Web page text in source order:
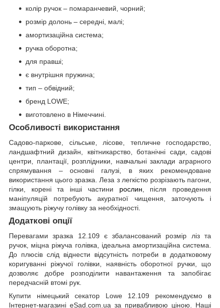
колір ручок – помаранчевий, чорний;
розмір долонь – середні, малі;
амортизаційна система;
ручка оборотна;
для правші;
є внутрішня пружина;
тип – обвідний;
бренд LOWE;
виготовлено в Німеччині.
Особливості використання
Садово-паркове, сільське, лісове, тепличне господарство,
ландшафтний дизайн, квітникарство, ботанічні сади, садові
центри, плантації, розплідники, навчальні заклади аграрного
спрямування – основні галузі, в яких рекомендоване
використання цього зразка. Леза з легкістю розрізають пагони,
гілки, корені та інші частини рослин, після проведення
маніпуляцій потребують акуратної чищення, заточують і
змащують ріжучу голівку за необхідності.
Додаткові опції
Перевагами зразка 12.109 є збалансований розмір ліз та
ручок, міцна ріжуча голівка, ідеальна амортизаційна система.
До плюсів слід віднести відсутність потреби в додатковому
коригуванні ріжучої голівки, наявність оборотної ручки, що
дозволяє добре розподілити навантаження та запобігає
передчасній втомі рук.
Купити німецький секатор Lowe 12.109 рекомендуємо в
Інтернет-магазині eSad.com.ua за привабливою ціною. Наші